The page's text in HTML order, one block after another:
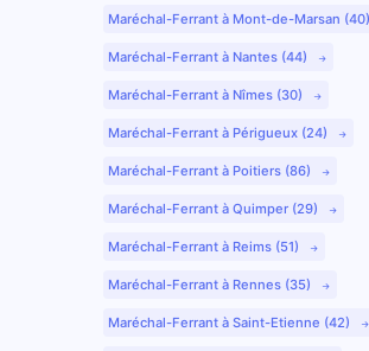
Maréchal-Ferrant à Mont-de-Marsan
Maréchal-Ferrant à Nantes (44)
Maréchal-Ferrant à Nîmes (30)
Maréchal-Ferrant à Périgueux (24)
Maréchal-Ferrant à Poitiers (86)
Maréchal-Ferrant à Quimper (29)
Maréchal-Ferrant à Reims (51)
Maréchal-Ferrant à Rennes (35)
Maréchal-Ferrant à Saint-Etienne (42)